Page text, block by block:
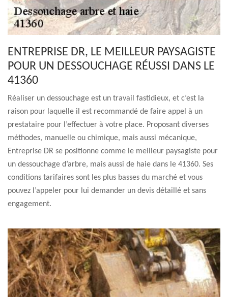
ENTREPRISE DR, LE MEILLEUR PAYSAGISTE
POUR UN DESSOUCHAGE RÉUSSI DANS LE
41360
Réaliser un dessouchage est un travail fastidieux, et c’est la
raison pour laquelle il est recommandé de faire appel à un
prestataire pour l’effectuer à votre place. Proposant diverses
méthodes, manuelle ou chimique, mais aussi mécanique,
Entreprise DR se positionne comme le meilleur paysagiste pour
un dessouchage d’arbre, mais aussi de haie dans le 41360. Ses
conditions tarifaires sont les plus basses du marché et vous
pouvez l’appeler pour lui demander un devis détaillé et sans
engagement.